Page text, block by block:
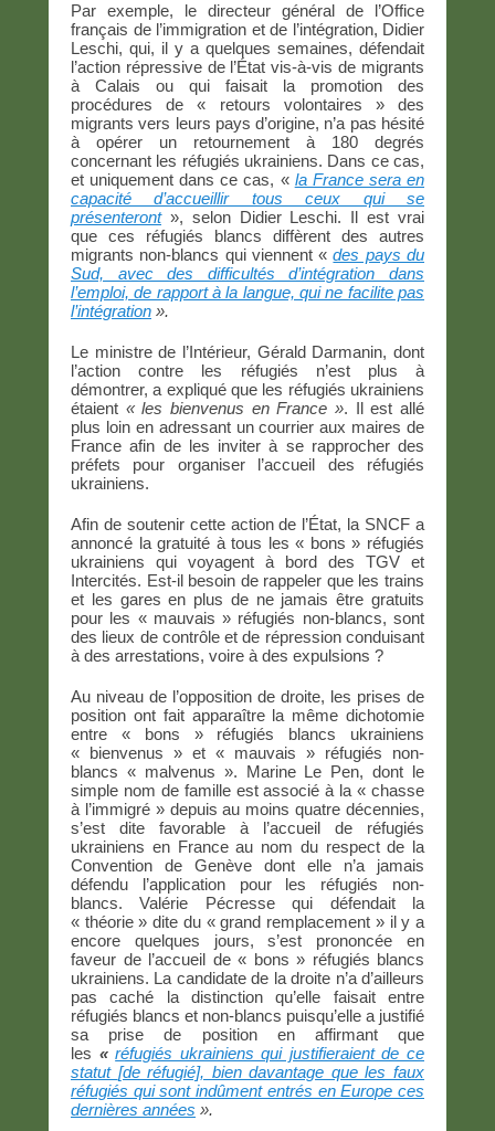
Par exemple, le directeur général de l’Office
français de l’immigration et de l’intégration, Didier
Leschi, qui, il y a quelques semaines, défendait
l’action répressive de l’État vis-à-vis de migrants
à Calais ou qui faisait la promotion des
procédures de « retours volontaires » des
migrants vers leurs pays d’origine, n’a pas hésité
à opérer un retournement à 180 degrés
concernant les réfugiés ukrainiens. Dans ce cas,
et uniquement dans ce cas, « la France sera en
capacité d’accueillir tous ceux qui se
présenteront», selon Didier Leschi. Il est vrai
que ces réfugiés blancs diffèrent des autres
migrants non-blancs qui viennent «des pays du
Sud, avec des difficultés d’intégration dans
l’emploi, de rapport à la langue, qui ne facilite pas
l’intégration ».
Le ministre de l’Intérieur, Gérald Darmanin, dont
l’action contre les réfugiés n’est plus à
démontrer, a expliqué que les réfugiés ukrainiens
étaient « les bienvenus en France ». Il est allé
plus loin en adressant un courrier aux maires de
France afin de les inviter à se rapprocher des
préfets pour organiser l’accueil des réfugiés
ukrainiens.
Afin de soutenir cette action de l’État, la SNCF a
annoncé la gratuité à tous les « bons » réfugiés
ukrainiens qui voyagent à bord des TGV et
Intercités. Est-il besoin de rappeler que les trains
et les gares en plus de ne jamais être gratuits
pour les « mauvais » réfugiés non-blancs, sont
des lieux de contrôle et de répression conduisant
à des arrestations, voire à des expulsions ?
Au niveau de l’opposition de droite, les prises de
position ont fait apparaître la même dichotomie
entre « bons » réfugiés blancs ukrainiens
« bienvenus » et « mauvais » réfugiés non-
blancs « malvenus ». Marine Le Pen, dont le
simple nom de famille est associé à la « chasse
à l’immigré » depuis au moins quatre décennies,
s’est dite favorable à l’accueil de réfugiés
ukrainiens en France au nom du respect de la
Convention de Genève dont elle n’a jamais
défendu l’application pour les réfugiés non-
blancs. Valérie Pécresse qui défendait la
« théorie » dite du « grand remplacement » il y a
encore quelques jours, s’est prononcée en
faveur de l’accueil de « bons » réfugiés blancs
ukrainiens. La candidate de la droite n’a d’ailleurs
pas caché la distinction qu’elle faisait entre
réfugiés blancs et non-blancs puisqu’elle a justifié
sa prise de position en affirmant que
les «réfugiés ukrainiens qui justifieraient de ce
statut [de réfugié], bien davantage que les faux
réfugiés qui sont indûment entrés en Europe ces
dernières années ».